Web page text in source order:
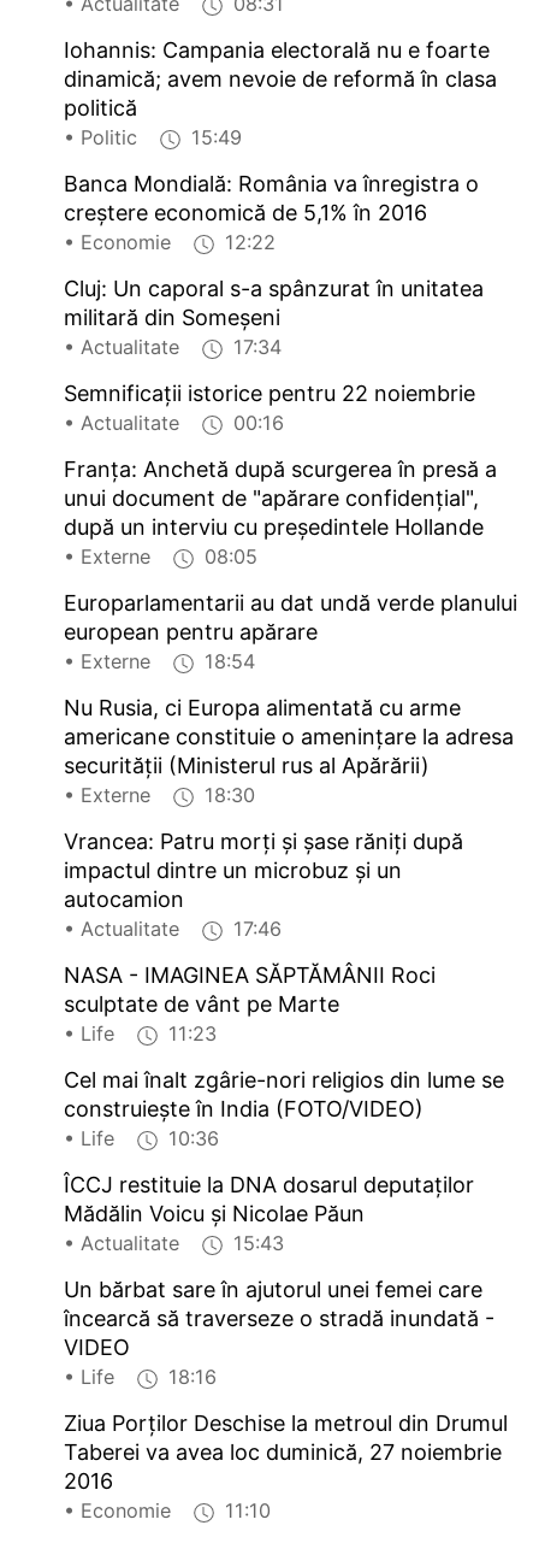
Iohannis: Campania electorală nu e foarte
dinamică; avem nevoie de reformă în clasa
politică
• Politic 15:49
Banca Mondială: România va înregistra o
creștere economică de 5,1% în 2016
• Economie 12:22
Cluj: Un caporal s-a spânzurat în unitatea
militară din Someșeni
• Actualitate 17:34
Semnificaţii istorice pentru 22 noiembrie
• Actualitate 00:16
Franța: Anchetă după scurgerea în presă a
unui document de "apărare confidențial",
după un interviu cu președintele Hollande
• Externe 08:05
Europarlamentarii au dat undă verde planului
european pentru apărare
• Externe 18:54
Nu Rusia, ci Europa alimentată cu arme
americane constituie o amenințare la adresa
securității (Ministerul rus al Apărării)
• Externe 18:30
Vrancea: Patru morți și șase răniți după
impactul dintre un microbuz și un
autocamion
• Actualitate 17:46
NASA - IMAGINEA SĂPTĂMÂNII Roci
sculptate de vânt pe Marte
• Life 11:23
Cel mai înalt zgârie-nori religios din lume se
construiește în India (FOTO/VIDEO)
• Life 10:36
ÎCCJ restituie la DNA dosarul deputaților
Mădălin Voicu și Nicolae Păun
• Actualitate 15:43
Un bărbat sare în ajutorul unei femei care
încearcă să traverseze o stradă inundată -
VIDEO
• Life 18:16
Ziua Porților Deschise la metroul din Drumul
Taberei va avea loc duminică, 27 noiembrie
2016
• Economie 11:10